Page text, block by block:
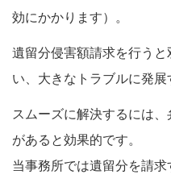
効にかかります）。
遺留分侵害額請求を行う
い、大きなトラブルに発展
スムーズに解決するには
があると効果的です。
当事務所では遺留分を請